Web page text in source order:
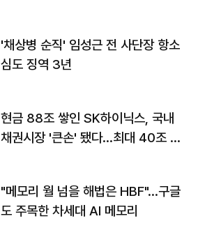
'채상병 순직' 임성근 전 사단장 항소
심도 징역 3년
현금 88조 쌓인 SK하이닉스, 국내
채권시장 '큰손' 됐다…최대 40조 투
"메모리 월 넘을 해법은 HBF"…구글
도 주목한 차세대 AI 메모리